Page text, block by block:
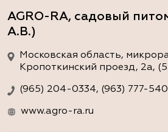
AGRO-RA, садовый
А.В.)
Московская область,
Кропоткинский проезд, 2а,
(965) 204-0334, (963) 777-
www.agro-ra.ru